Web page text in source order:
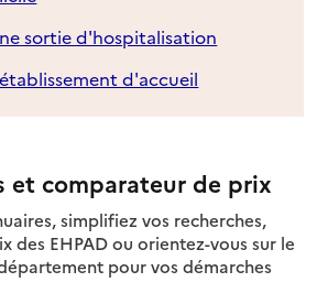
sortie d'hospitalisation
d'accueil
et comparateur de prix
simplifiez vos recherches,
des EHPAD ou orientez-vous sur le
pour vos démarches